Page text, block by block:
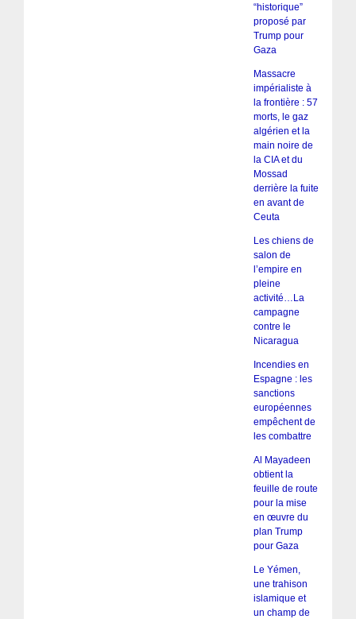
“historique”
proposé par
Trump pour
Gaza
Massacre
impérialiste à
la frontière : 57
morts, le gaz
algérien et la
main noire de
la CIA et du
Mossad
derrière la fuite
en avant de
Ceuta
Les chiens de
salon de
l’empire en
pleine
activité…La
campagne
contre le
Nicaragua
Incendies en
Espagne : les
sanctions
européennes
empêchent de
les combattre
Al Mayadeen
obtient la
feuille de route
pour la mise
en œuvre du
plan Trump
pour Gaza
Le Yémen,
une trahison
islamique et
un champ de